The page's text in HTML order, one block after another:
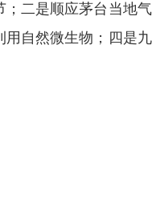
二是顺应茅台当地
自然微生物；四是